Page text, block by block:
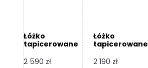
Łóżko
tapicerowane
Design
2 590 zł
Łóżko
tapicerowane
Design
2 190 zł